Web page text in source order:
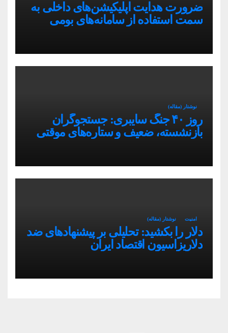
ضرورت هدایت اپلیکیشن‌های داخلی به
سمت استفاده از سامانه‌های بومی
نوشتار (مقاله)
روز ۴۰ جنگ سایبری: جستجوگران
بازنشسته، ضعیف و ستاره‌های موقتی
امنیت نوشتار (مقاله)
دلار را بکشید: تحلیلی بر پیشنهادهای ضد
دلاریزاسیون اقتصاد ایران